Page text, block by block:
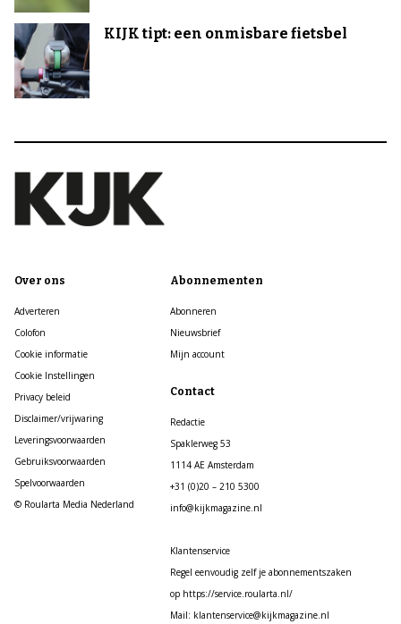
KIJK tipt: een onmisbare fietsbel
Over ons
Adverteren
Colofon
Cookie informatie
Cookie Instellingen
Privacy beleid
Disclaimer/vrijwaring
Leveringsvoorwaarden
Gebruiksvoorwaarden
Spelvoorwaarden
© Roularta Media Nederland
Abonnementen
Abonneren
Nieuwsbrief
Mijn account
Contact
Redactie
Spaklerweg 53
1114 AE Amsterdam
+31 (0)20 – 210 5300
info@kijkmagazine.nl
Klantenservice
Regel eenvoudig zelf je abonnementszaken
op https://service.roularta.nl/
Mail: klantenservice@kijkmagazine.nl